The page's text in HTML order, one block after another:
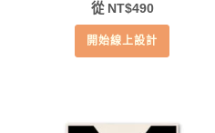
從 NT$490
開始線上設計